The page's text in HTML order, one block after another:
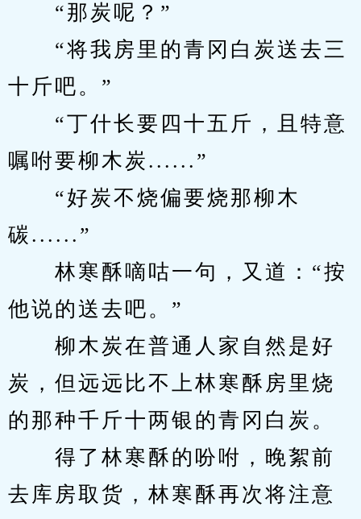
“那炭呢？”
“将我房里的青冈白炭送去三
十斤吧。”
“丁什长要四十五斤，且特意
嘱咐要柳木炭......”
“好炭不烧偏要烧那柳木
碳......”
林寒酥嘀咕一句，又道：“按
他说的送去吧。”
柳木炭在普通人家自然是好
炭，但远远比不上林寒酥房里烧
的那种千斤十两银的青冈白炭。
得了林寒酥的吩咐，晚絮前
去库房取货，林寒酥再次将注意